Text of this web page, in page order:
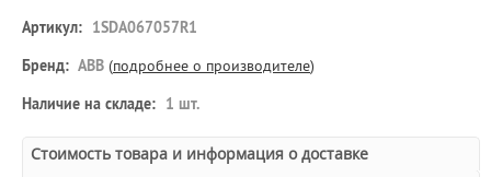
Артикул: 1SDA067057R1
Бренд: ABB (подробнее о производителе)
Наличие на складе: 1 шт.
Стоимость товара и информация о доставке